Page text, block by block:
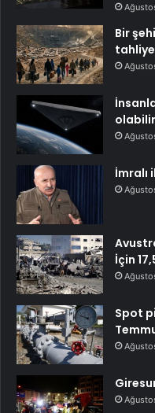
Bir
İmralı
İçin
Spot